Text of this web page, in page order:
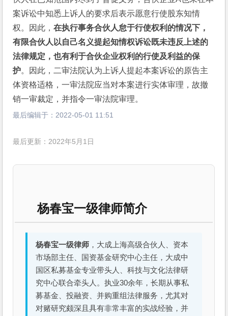
案诉讼中知悉上诉人的要求后表示愿意行使股东知情
权。因此，在执行事务合伙人怠于行使权利的情况下，
有限合伙人以自己名义提起知情权诉讼既未违反上述的
法律规定，也有利于合伙企业权利的行使及利益的保
护。因此，二审法院认为上诉人提起本案诉讼的原告主
体资格适格，一审法院应当对本案进行实体审理，故撤
销一审裁定，并指令一审法院审理。
最后编辑于：2022-05-01 11:51
最后更新：2022年5月1日
杨春宝一级律师简介
杨春宝一级律师 ，大成上海高级合伙人、资本
市场部主任、国资基金研究中心主任，大成中
国区私募基金专业带头人、科技与文化法律研
究中心联合牵头人。执业30余年，长期从事私
募基金、投融资、并购重组法律服务，尤其对
对赌研究颇深且具有非常丰富的实战经验，并